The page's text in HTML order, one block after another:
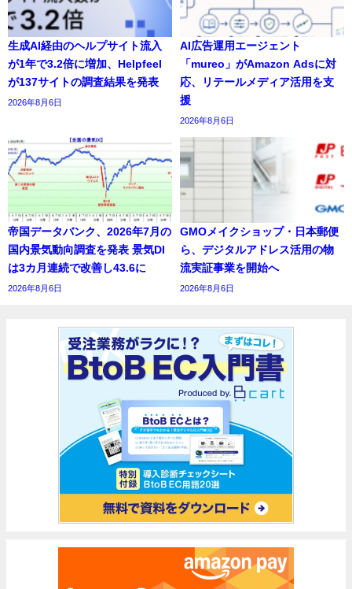
生成AI経由のヘルプサイト流入
が1年で3.2倍に増加、Helpfeel
が137サイトの調査結果を発表
2026年8月6日
AI広告運用エージェント
「mureo」がAmazon Adsに対
応、リテールメディア活用を支
援
2026年8月6日
帝国データバンク、2026年7月の
国内景気動向調査を発表 景気DI
は3カ月連続で改善し43.6に
2026年8月6日
GMOメイクショップ・日本郵便
ら、デジタルアドレス活用の物
流実証事業を開始へ
2026年8月6日